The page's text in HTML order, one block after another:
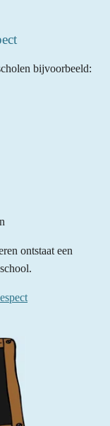
bijvoorbeeld:
ontstaat een